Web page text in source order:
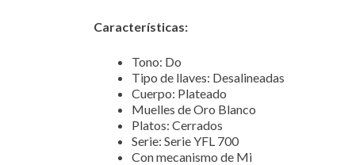
Características:
Tono: Do
Tipo de llaves: Desalineadas
Cuerpo: Plateado
Muelles de Oro Blanco
Platos: Cerrados
Serie: Serie YFL 700
Con mecanismo de Mi